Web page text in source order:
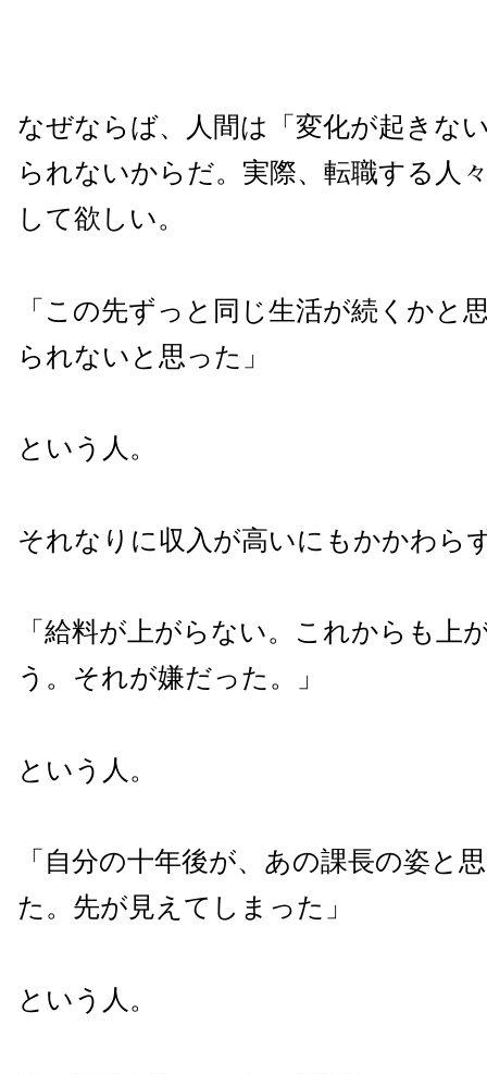
なぜならば、人間は「変化が起きな
られないからだ。実際、転職する人
して欲しい。
「この先ずっと同じ生活が続くかと
られないと思った」
という人。
それなりに収入が高いにもかかわら
「給料が上がらない。これからも上
う。それが嫌だった。」
という人。
「自分の十年後が、あの課長の姿と
た。先が見えてしまった」
という人。